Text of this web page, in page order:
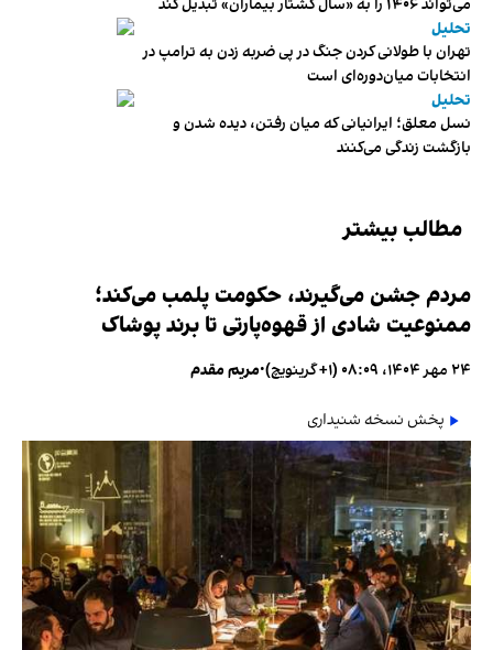
می‌تواند ۱۴۰۶ را به «سال کشتار بیماران» تبدیل کند
تحلیل
تهران با طولانی کردن جنگ در پی ضربه زدن به ترامپ در
انتخابات میان‌دوره‌ای است
تحلیل
نسل معلق؛ ایرانیانی که میان رفتن، دیده شدن و
بازگشت زندگی می‌کنند
مطالب بیشتر
مردم جشن می‌گیرند، حکومت پلمب می‌کند؛
ممنوعیت شادی از قهوه‌پارتی تا برند پوشاک
۲۴ مهر ۱۴۰۴، ۰۸:۰۹ (‎+۱ گرینویچ) •مریم مقدم
پخش نسخه شنیداری